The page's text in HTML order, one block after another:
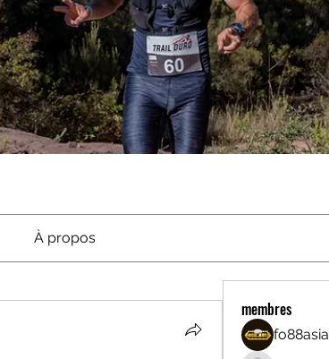
À propos
membres
fo88asia